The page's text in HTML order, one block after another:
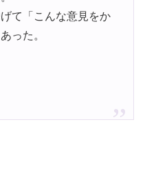
て「こんな意見をか
った。